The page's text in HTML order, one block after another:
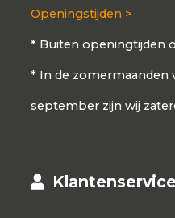
Openingstijden >
* Buiten openingtijden
* In de zomermaanden
september zijn wij
Klantenservice